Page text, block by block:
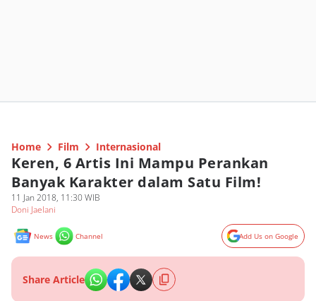
Home Film Internasional
Keren, 6 Artis Ini Mampu Perankan
Banyak Karakter dalam Satu Film!
11 Jan 2018, 11:30 WIB
Doni Jaelani
News Channel Add Us on Google
Share Article